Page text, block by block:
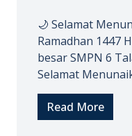
🌙 Selamat
Ramadhan 1447
besar SMPN 6
Selamat
Read More